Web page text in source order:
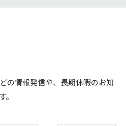
の情報発信や、長期休暇のお知